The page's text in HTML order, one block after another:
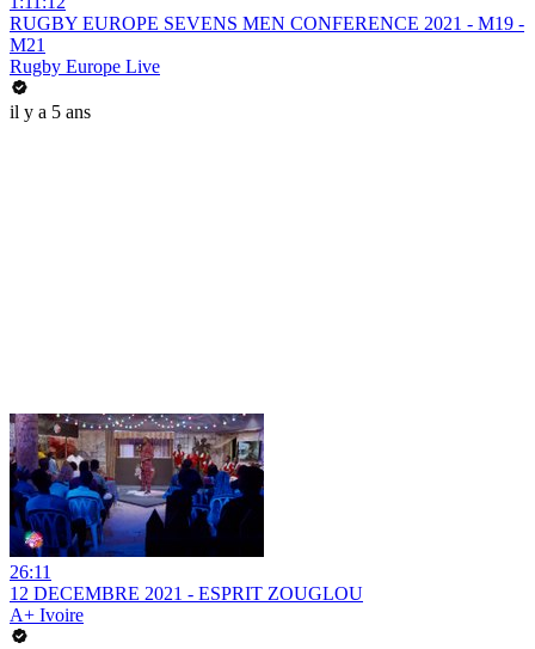
RUGBY EUROPE SEVENS MEN CONFERENCE 2021 - M19 -
M21
Rugby Europe Live
il y a 5 ans
26:11
12 DECEMBRE 2021 - ESPRIT ZOUGLOU
A+ Ivoire